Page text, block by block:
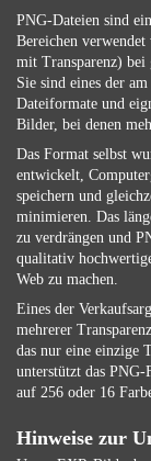
PNG-Dateien sind
Bereichen
mit Transparenz)
Sie sind eines der
Dateiformate und
Bilder, bei denen
Das Format selbst
entwickelt,
speichern und
minimieren. Das
zu verdrängen und
qualitativ
Web zu machen.
Eines der
mehrerer
das nur eine einzige
unterstützt das
auf 256 oder 16
Hinweise zur